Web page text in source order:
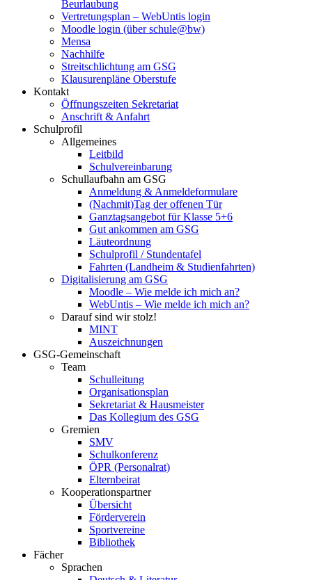
Beurlaubung
Vertretungsplan – WebUntis login
Moodle login (über schule@bw)
Mensa
Nachhilfe
Streitschlichtung am GSG
Klausurenpläne Oberstufe
Kontakt
Öffnungszeiten Sekretariat
Anschrift & Anfahrt
Schulprofil
Allgemeines
Leitbild
Schulvereinbarung
Schullaufbahn am GSG
Anmeldung & Anmeldeformulare
(Nachmit)Tag der offenen Tür
Ganztagsangebot für Klasse 5+6
Gut ankommen am GSG
Läuteordnung
Schulprofil / Stundentafel
Fahrten (Landheim & Studienfahrten)
Digitalisierung am GSG
Moodle – Wie melde ich mich an?
WebUntis – Wie melde ich mich an?
Darauf sind wir stolz!
MINT
Auszeichnungen
GSG-Gemeinschaft
Team
Schulleitung
Organisationsplan
Sekretariat & Hausmeister
Das Kollegium des GSG
Gremien
SMV
Schulkonferenz
ÖPR (Personalrat)
Elternbeirat
Kooperationspartner
Übersicht
Förderverein
Sportvereine
Bibliothek
Fächer
Sprachen